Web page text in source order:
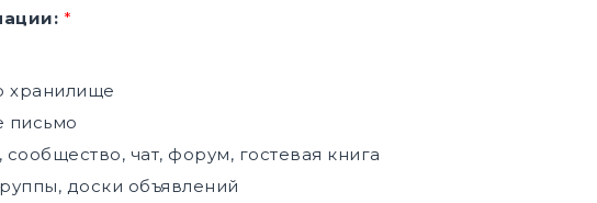
*
хранилище
письмо
сообщество, чат, форум, гостевая книга
доски объявлений